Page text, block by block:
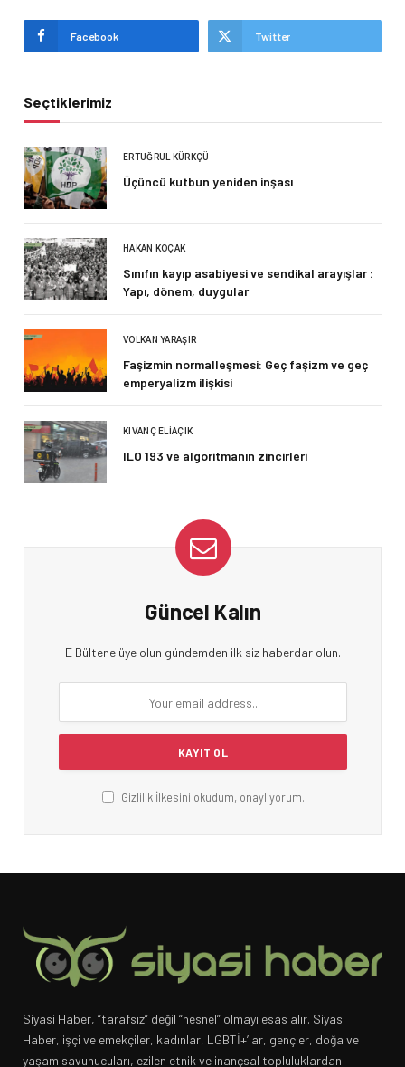
Facebook Twitter
Seçtiklerimiz
ERTUĞRUL KÜRKÇÜ
Üçüncü kutbun yeniden inşası
HAKAN KOÇAK
Sınıfın kayıp asabiyesi ve sendikal arayışlar :
Yapı, dönem, duygular
VOLKAN YARAŞIR
Faşizmin normalleşmesi: Geç faşizm ve geç
emperyalizm ilişkisi
KIVANÇ ELIAÇIK
ILO 193 ve algoritmanın zincirleri
Güncel Kalın
E Bültene üye olun gündemden ilk siz haberdar olun.
Gizlilik İlkesini okudum, onaylıyorum.
Siyasi Haber, “tarafsız” değil “nesnel” olmayı esas alır. Siyasi
Haber, işçi ve emekçiler, kadınlar, LGBTİ+’lar, gençler, doğa ve
yaşam savunucuları, ezilen etnik ve inançsal topluluklardan